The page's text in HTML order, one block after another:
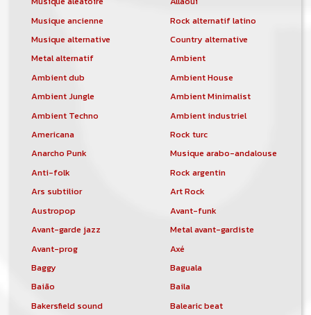
Musique ancienne
Rock alternatif latino
Musique alternative
Country alternative
Metal alternatif
Ambient
Ambient dub
Ambient House
Ambient Jungle
Ambient Minimalist
Ambient Techno
Ambient industriel
Americana
Rock turc
Anarcho Punk
Musique arabo-andalouse
Anti-folk
Rock argentin
Ars subtilior
Art Rock
Austropop
Avant-funk
Avant-garde jazz
Metal avant-gardiste
Avant-prog
Axé
Baggy
Baguala
Baião
Baila
Bakersfield sound
Balearic beat